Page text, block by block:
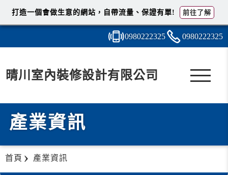
0980222325 0980222325
晴川室內裝修設計有限公司
產業資訊
首頁 產業資訊
打造一個會做生意的網站，自帶流量、保證有單! 前往了解